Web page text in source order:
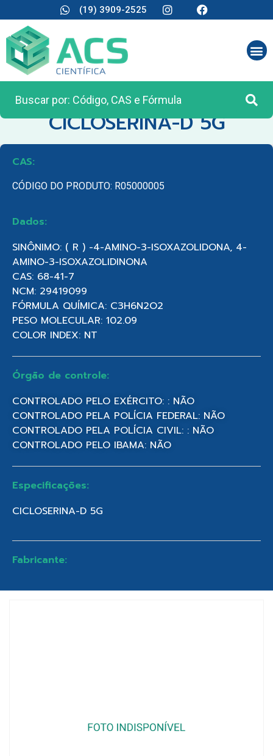
(19) 3909-2525
CATEGORIA:REAGENTES ANALÍTICOS
CICLOSERINA-D 5G
CAS:
CÓDIGO DO PRODUTO: R05000005
Dados:
SINÔNIMO: ( R ) -4-AMINO-3-ISOXAZOLIDONA, 4-
AMINO-3-ISOXAZOLIDINONA
CAS: 68-41-7
NCM: 29419099
FÓRMULA QUÍMICA: C3H6N2O2
PESO MOLECULAR: 102.09
COLOR INDEX: NT
Órgão de controle:
CONTROLADO PELO EXÉRCITO: : NÃO
CONTROLADO PELA POLÍCIA FEDERAL: NÃO
CONTROLADO PELA POLÍCIA CIVIL: : NÃO
CONTROLADO PELO IBAMA: NÃO
Especificações:
CICLOSERINA-D 5G
Fabricante: